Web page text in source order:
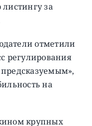
за
отметили
регулирования
на
крупных